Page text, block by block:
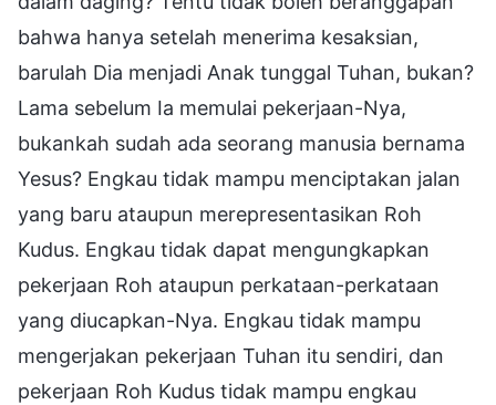
bahwa hanya setelah menerima kesaksian,
barulah Dia menjadi Anak tunggal Tuhan, bukan?
Lama sebelum Ia memulai pekerjaan-Nya,
bukankah sudah ada seorang manusia bernama
Yesus? Engkau tidak mampu menciptakan jalan
yang baru ataupun merepresentasikan Roh
Kudus. Engkau tidak dapat mengungkapkan
pekerjaan Roh ataupun perkataan-perkataan
yang diucapkan-Nya. Engkau tidak mampu
mengerjakan pekerjaan Tuhan itu sendiri, dan
pekerjaan Roh Kudus tidak mampu engkau